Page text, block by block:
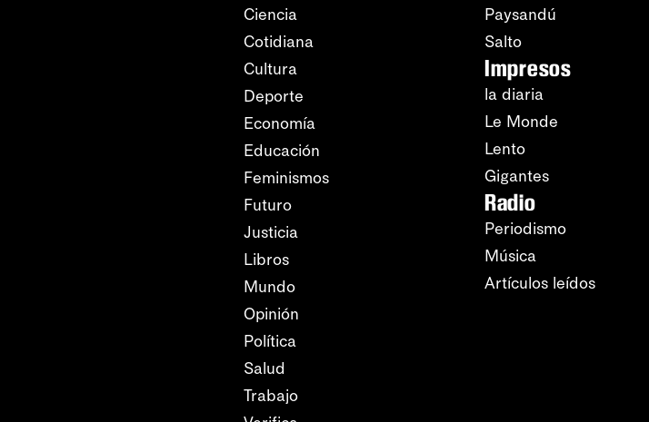
Ciencia
Cotidiana
Cultura
Deporte
Economía
Educación
Feminismos
Futuro
Justicia
Libros
Mundo
Opinión
Política
Salud
Trabajo
Paysandú
Salto
Impresos
la diaria
Le Monde
Lento
Gigantes
Radio
Periodismo
Música
Artículos leídos